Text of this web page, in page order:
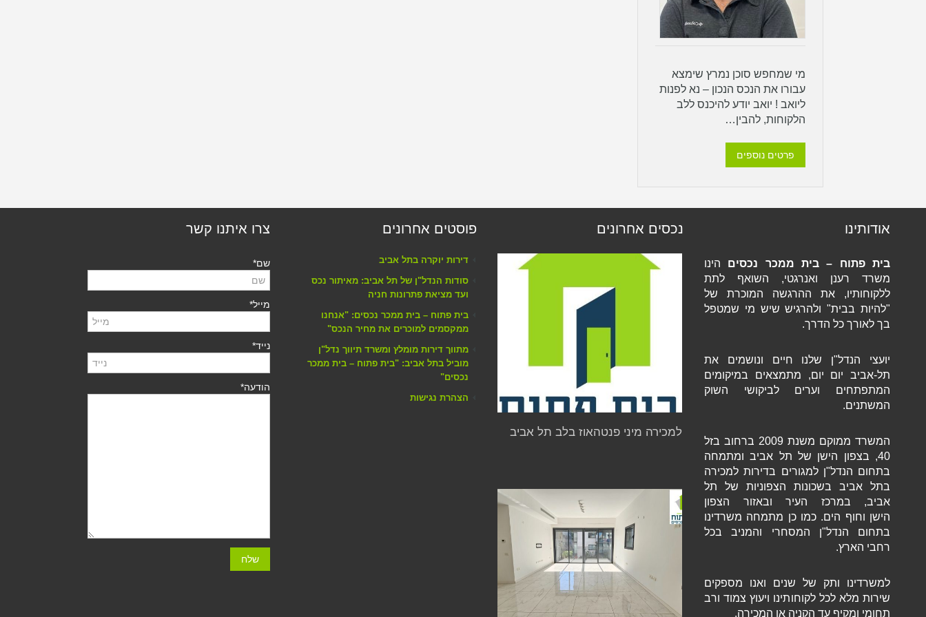
מי שמחפש סוכן נמרץ שימצא
עבורו את הנכס הנכון – נא לפנות
ליואב ! יואב יודע להיכנס ללב
הלקוחות, להבין…
פרטים נוספים
אודותינו
בית פתוח – בית ממכר נכסים הינו
משרד רענן ואנרגטי, השואף לתת
ללקוחותיו, את ההרגשה המוכרת של
"להיות בבית" ולהרגיש שיש מי שמטפל
בך לאורך כל הדרך.
יועצי הנדל"ן שלנו חיים ונושמים את
תל-אביב יום יום, מתמצאים במיקומים
המתפתחים וערים לביקושי השוק
המשתנים.
המשרד ממוקם משנת 2009 ברחוב בזל
40, בצפון הישן של תל אביב ומתמחה
בתחום הנדל"ן למגורים בדירות למכירה
בתל אביב בשכונות הצפוניות של תל
אביב, במרכז העיר ובאזור הצפון
הישן וחוף הים. כמו כן מתמחה משרדינו
בתחום הנדל"ן המסחרי והמניב בכל
רחבי הארץ.
למשרדינו ותק של שנים ואנו מספקים
שירות מלא לכל לקוחותינו ויעוץ צמוד ורב
תחומי ומקיף עד הקניה או המכירה.
נכסים אחרונים
למכירה מיני פנטהאוז בלב תל אביב
פוסטים אחרונים
דירות יוקרה בתל אביב
סודות הנדל"ן של תל אביב: מאיתור נכס
ועד מציאת פתרונות חניה
בית פתוח – בית ממכר נכסים: "אנחנו
ממקסמים למוכרים את מחיר הנכס"
מתווך דירות מומלץ ומשרד תיווך נדל"ן
מוביל בתל אביב: "בית פתוח – בית ממכר
נכסים"
הצהרת נגישות
צרו איתנו קשר
שם*
מייל*
נייד*
הודעה*